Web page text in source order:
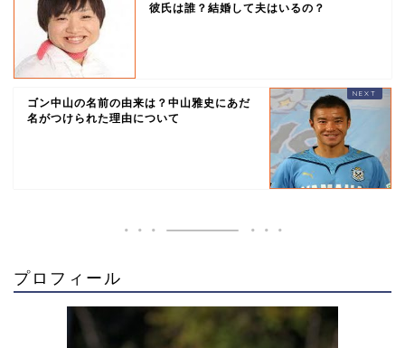
彼氏は誰？結婚して夫はいるの？
ゴン中山の名前の由来は？中山雅史にあだ
名がつけられた理由について
プロフィール